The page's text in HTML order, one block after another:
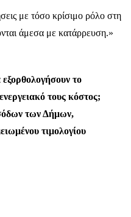
με τόσο κρίσιμο ρόλο στη
άμεσα με κατάρρευση.»
το
τους κόστος;
των Δήμων,
τιμολογίου